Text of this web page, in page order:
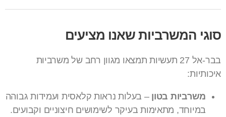
סוגי המשרביות שאנו מציעים
בבר-אל 27 תעשיות תמצאו מגוון רחב של משרביות
איכותיות:
משרביות בטון – בעלות נראות קלאסית ועמידות גבוהה
במיוחד, מתאימות בעיקר לשימושים חיצוניים וקבועים.